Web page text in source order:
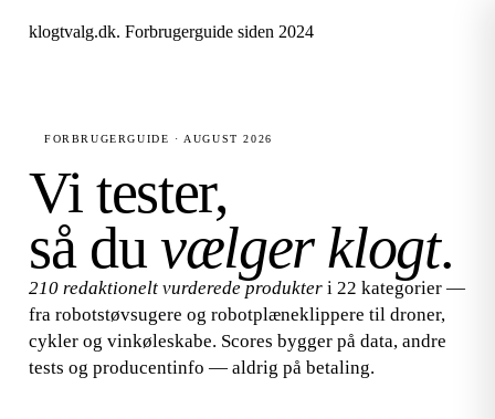
klogtvalg.dk. Forbrugerguide siden 2024
FORBRUGERGUIDE · AUGUST 2026
Vi tester,
så du vælger klogt.
210 redaktionelt vurderede produkter i 22 kategorier —
fra robotstøvsugere og robotplæneklippere til droner,
cykler og vinkøleskabe. Scores bygger på data, andre
tests og producentinfo — aldrig på betaling.